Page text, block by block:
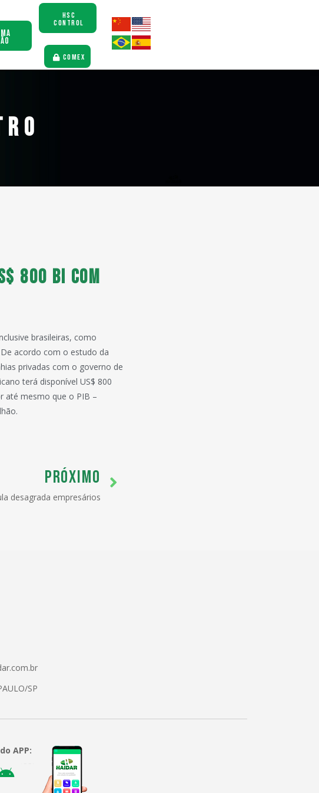
HSC
CONTROL
COMEX
800 bi com
brasileiras, como
acordo com o estudo da
privadas com o governo de
terá disponível US$ 800
até mesmo que o PIB –
PRÓXIMO
desagrada empresários
SP
APP: